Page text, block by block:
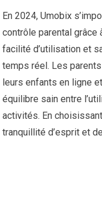
En 2024, Umobix
contrôle parental
facilité d’utilisation et
temps réel. Les
leurs enfants en ligne
équilibre sain entre
activités. En
tranquillité d’esprit et